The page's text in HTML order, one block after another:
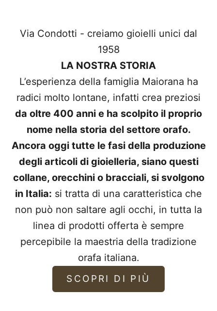
Via Condotti - creiamo gioielli unici dal
1958
LA NOSTRA STORIA
L’esperienza della famiglia Maiorana ha
radici molto lontane, infatti crea preziosi
da oltre 400 anni e ha scolpito il proprio
nome nella storia del settore orafo.
Ancora oggi tutte le fasi della produzione
degli articoli di gioielleria, siano questi
collane, orecchini o bracciali, si svolgono
in Italia: si tratta di una caratteristica che
non può non saltare agli occhi, in tutta la
linea di prodotti offerta è sempre
percepibile la maestria della tradizione
orafa italiana.
SCOPRI DI PIÙ